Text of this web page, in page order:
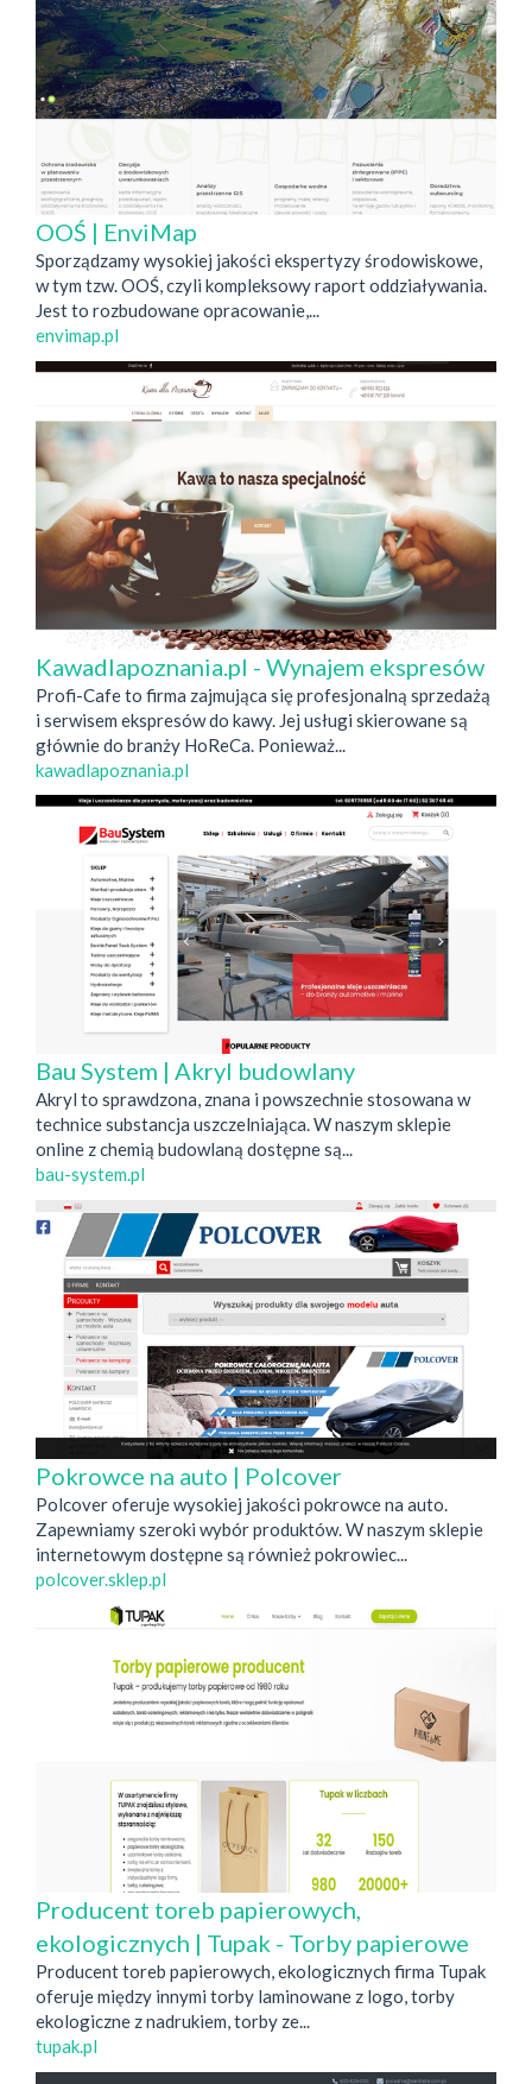
OOŚ | EnviMap
Sporządzamy wysokiej jakości ekspertyzy środowiskowe,
w tym tzw. OOŚ, czyli kompleksowy raport oddziaływania.
Jest to rozbudowane opracowanie,...
envimap.pl
Kawadlapoznania.pl - Wynajem ekspresów
Profi-Cafe to firma zajmująca się profesjonalną sprzedażą
i serwisem ekspresów do kawy. Jej usługi skierowane są
głównie do branży HoReCa. Ponieważ...
kawadlapoznania.pl
Bau System | Akryl budowlany
Akryl to sprawdzona, znana i powszechnie stosowana w
technice substancja uszczelniająca. W naszym sklepie
online z chemią budowlaną dostępne są...
bau-system.pl
Pokrowce na auto | Polcover
Polcover oferuje wysokiej jakości pokrowce na auto.
Zapewniamy szeroki wybór produktów. W naszym sklepie
internetowym dostępne są również pokrowiec...
polcover.sklep.pl
Producent toreb papierowych,
ekologicznych | Tupak - Torby papierowe
Producent toreb papierowych, ekologicznych firma Tupak
oferuje między innymi torby laminowane z logo, torby
ekologiczne z nadrukiem, torby ze...
tupak.pl